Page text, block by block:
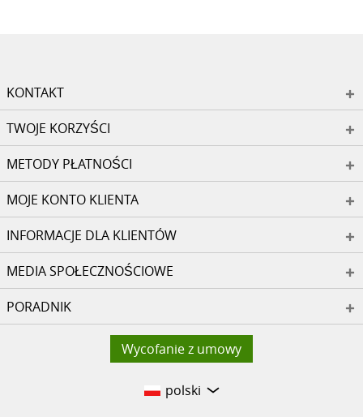
KONTAKT
TWOJE KORZYŚCI
METODY PŁATNOŚCI
MOJE KONTO KLIENTA
INFORMACJE DLA KLIENTÓW
MEDIA SPOŁECZNOŚCIOWE
PORADNIK
Wycofanie z umowy
polski